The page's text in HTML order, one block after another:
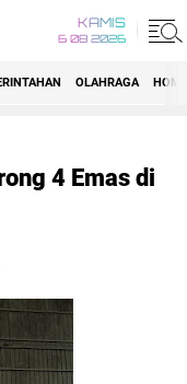
KAMIS
6 08 2026
OLAHRAGA HOME
4 Emas di